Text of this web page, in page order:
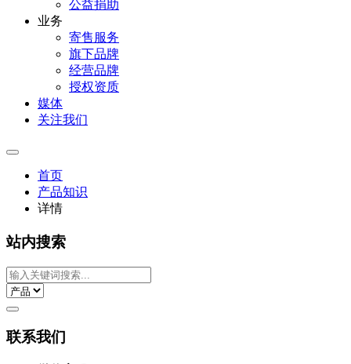
公益捐助
业务
寄售服务
旗下品牌
经营品牌
授权资质
媒体
关注我们
首页
产品知识
详情
站内搜索
联系我们